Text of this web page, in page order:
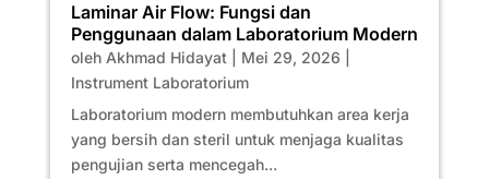
Laminar Air Flow: Fungsi dan
Penggunaan dalam Laboratorium Modern
oleh Akhmad Hidayat| Mei 29, 2026
Instrument Laboratorium
Laboratorium modern membutuhkan area kerja
yang bersih dan steril untuk menjaga kualitas
pengujian serta mencegah...